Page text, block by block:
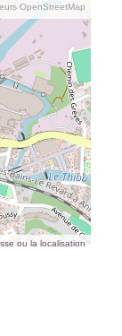
OpenStreetMap
ou la localisation